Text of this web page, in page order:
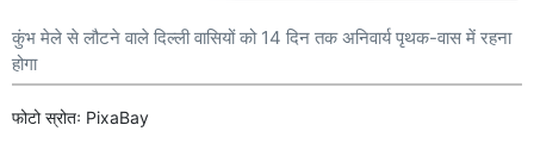
कुंभ मेले से लौटने वाले दिल्ली वासियों को 14 दिन तक अनिवार्य पृथक-वास में रहना
होगा
फोटो स्रोतः PixaBay